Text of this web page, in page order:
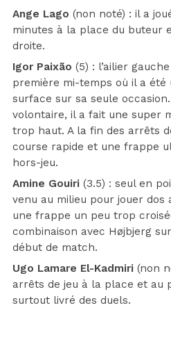
Ange Lago (non noté) : il a
minutes à la place du buteur
droite.
Igor Paixão (5) : l’ailier
première mi-temps où il a été
surface sur sa seule
volontaire, il a fait une super
trop haut. A la fin des arrêts
course rapide et une frappe
hors-jeu.
Amine Gouiri (3.5) : seul en
venu au milieu pour jouer dos
une frappe un peu trop
combinaison avec Højbjerg
début de match.
Ugo Lamare El-Kadmiri (non
arrêts de jeu à la place et au
surtout livré des duels.